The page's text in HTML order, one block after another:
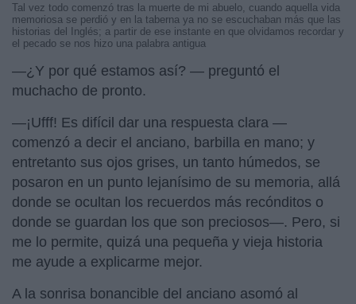
Tal vez todo comenzó tras la muerte de mi abuelo, cuando aquella vida
memoriosa se perdió y en la taberna ya no se escuchaban más que las
historias del Inglés; a partir de ese instante en que olvidamos recordar y
el pecado se nos hizo una palabra antigua
—¿Y por qué estamos así? — preguntó el
muchacho de pronto.
—¡Ufff! Es difícil dar una respuesta clara —
comenzó a decir el anciano, barbilla en mano; y
entretanto sus ojos grises, un tanto húmedos, se
posaron en un punto lejanísimo de su memoria, allá
donde se ocultan los recuerdos más recónditos o
donde se guardan los que son preciosos—. Pero, si
me lo permite, quizá una pequeña y vieja historia
me ayude a explicarme mejor.
A la sonrisa bonancible del anciano asomó al